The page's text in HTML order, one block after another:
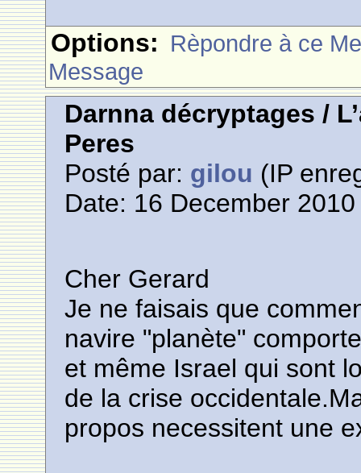
Options: Rèpondre à ce
Message
Darnna décryptages /
Peres
Posté par: gilou (IP
Date: 16 December
Cher Gerard
Je ne faisais que
navire "planète"
et même Israel qui sont
de la crise
propos necessitent une